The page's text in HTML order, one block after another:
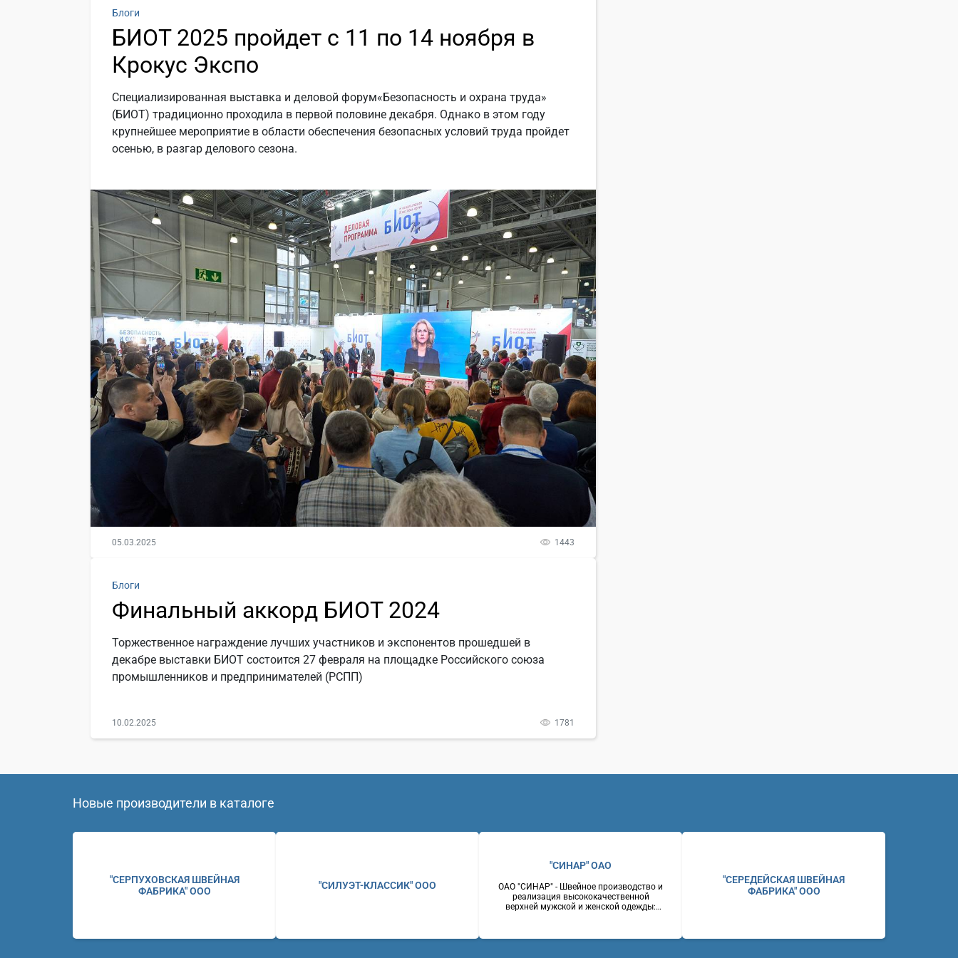
Блоги
БИОТ 2025 пройдет с 11 по 14 ноября в
Крокус Экспо
Специализированная выставка и деловой форум«Безопасность и охрана труда»
(БИОТ) традиционно проходила в первой половине декабря. Однако в этом году
крупнейшее мероприятие в области обеспечения безопасных условий труда пройдет
осенью, в разгар делового сезона.
05.03.2025 1443
Блоги
Финальный аккорд БИОТ 2024
Торжественное награждение лучших участников и экспонентов прошедшей в
декабре выставки БИОТ состоится 27 февраля на площадке Российского союза
промышленников и предпринимателей (РСПП)
10.02.2025 1781
Новые производители в каталоге
"СЕРПУХОВСКАЯ ШВЕЙНАЯ
ФАБРИКА" ООО
"СИЛУЭТ-КЛАССИК" ООО
"СИНАР" ОАО
ОАО "СИНАР" - Швейное производство и
реализация высококачественной
верхней мужской и женской одежды:
"СЕРЕДЕЙСКАЯ ШВЕЙНАЯ
ФАБРИКА" ООО